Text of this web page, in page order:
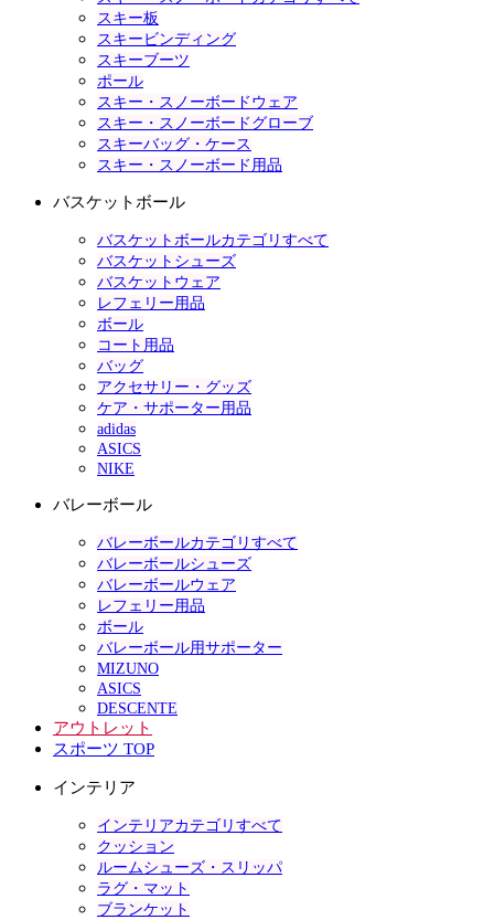
スキー板
スキービンディング
スキーブーツ
ポール
スキー・スノーボードウェア
スキー・スノーボードグローブ
スキーバッグ・ケース
スキー・スノーボード用品
バスケットボール
バスケットボールカテゴリすべて
バスケットシューズ
バスケットウェア
レフェリー用品
ボール
コート用品
バッグ
アクセサリー・グッズ
ケア・サポーター用品
adidas
ASICS
NIKE
バレーボール
バレーボールカテゴリすべて
バレーボールシューズ
バレーボールウェア
レフェリー用品
ボール
バレーボール用サポーター
MIZUNO
ASICS
DESCENTE
アウトレット
スポーツ TOP
インテリア
インテリアカテゴリすべて
クッション
ルームシューズ・スリッパ
ラグ・マット
ブランケット